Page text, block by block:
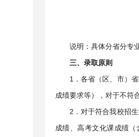
说明：具体分省分专
三、录取原则
1．各省（区、市）
成绩要求等），对于不符
2．对于符合我校招
成绩、高考文化课成绩